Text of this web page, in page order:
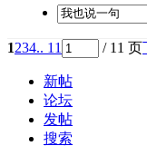
1234.. 11 / 11 页
新帖
论坛
发帖
搜索